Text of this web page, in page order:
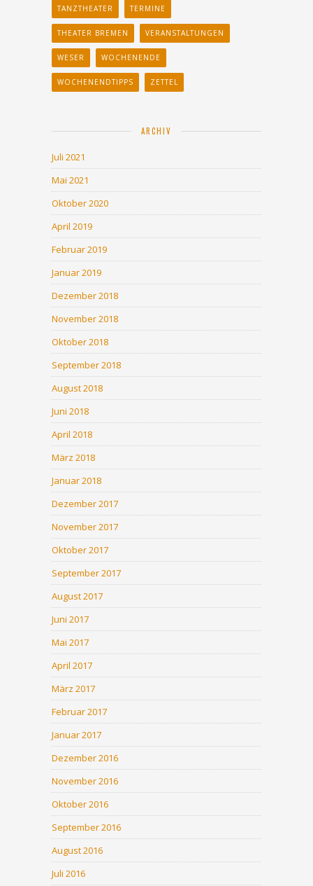
TANZTHEATER TERMINE
THEATER BREMEN VERANSTALTUNGEN
WESER WOCHENENDE
WOCHENENDTIPPS ZETTEL
ARCHIV
Juli 2021
Mai 2021
Oktober 2020
April 2019
Februar 2019
Januar 2019
Dezember 2018
November 2018
Oktober 2018
September 2018
August 2018
Juni 2018
April 2018
März 2018
Januar 2018
Dezember 2017
November 2017
Oktober 2017
September 2017
August 2017
Juni 2017
Mai 2017
April 2017
März 2017
Februar 2017
Januar 2017
Dezember 2016
November 2016
Oktober 2016
September 2016
August 2016
Juli 2016